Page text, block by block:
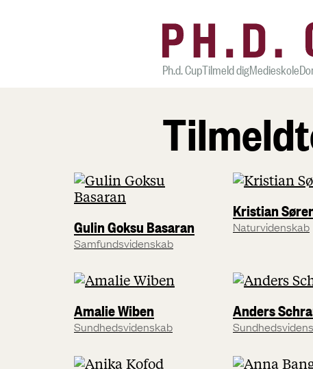
Ph.d. CupTilmeld digMedieskole
Gulin Goksu Basaran
Samfundsvidenskab
Kristian
Naturvidenskab
Amalie Wiben
Sundhedsvidenskab
Anders